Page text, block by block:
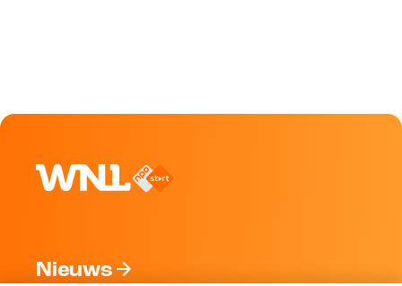
Nieuws